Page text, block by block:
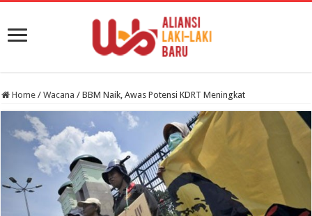
Home / Wacana / BBM Naik, Awas Potensi KDRT Meningkat